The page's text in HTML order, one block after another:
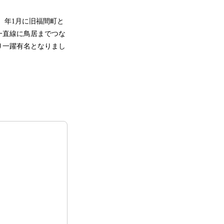
年1月に旧福間町と
線に鳥居までつな
躍有名となりまし